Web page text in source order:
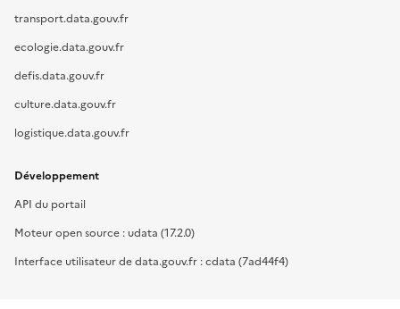
transport.data.gouv.fr
ecologie.data.gouv.fr
defis.data.gouv.fr
culture.data.gouv.fr
logistique.data.gouv.fr
Développement
API du portail
Moteur open source : udata (17.2.0)
Interface utilisateur de data.gouv.fr : cdata (7ad44f4)